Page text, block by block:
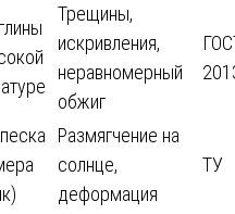
Трещины,
искривления,
неравномерный
обжиг
Размягчение на
солнце,
деформация
ТУ